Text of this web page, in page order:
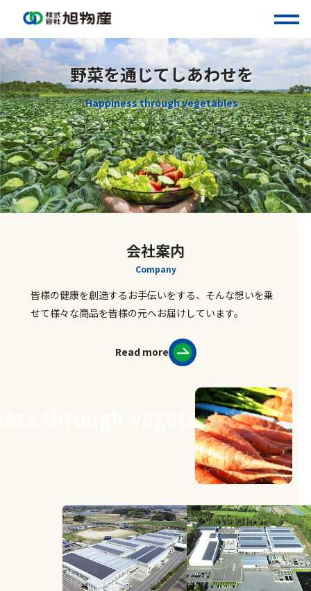
Skip
to
content 野菜を通じてしあわせを
Happiness through vegetables
会社案内
Company
皆様の健康を創造するお手伝いをする、そんな想いを乗
せて様々な商品を皆様の元へお届けしています。
Read more